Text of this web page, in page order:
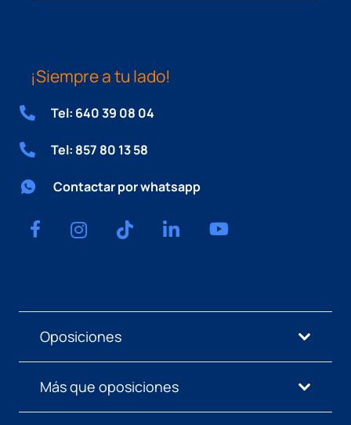
¡Siempre a tu lado!
Tel: 640 39 08 04
Tel: 857 80 13 58
Contactar por whatsapp
Oposiciones
Más que oposiciones